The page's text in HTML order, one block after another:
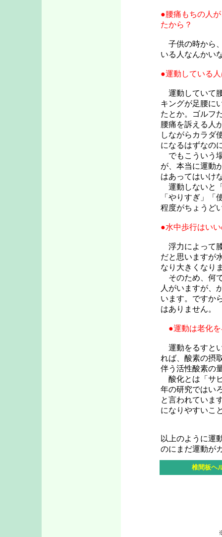
●腰痛もちの人
たから？
子供の時から
いる人なんかい
●運動している
運動していて
キングが足腰に
たとか。ゴルフ
腰痛を訴える人
しながらカラダ
になるはずなの
でもこういう
が、本当に運動
はあってはいけ
運動しないと
「やりすぎ」「
程度がちょうど
●水中歩行はい
浮力によって
だと思いますが
なり大きくなり
そのため、何
人がいますが、
います。ですか
はありません。
●運動は老化を
運動をるすと
れば、酸素の摂
伴う活性酸素の
酸化とは「サ
年の研究ではい
と言われていま
になりやすいこ
以上のように運
のにまだ運動が
椎間板ヘ
※H22．10月に